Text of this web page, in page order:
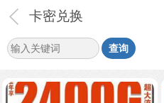
卡密兑换
查询